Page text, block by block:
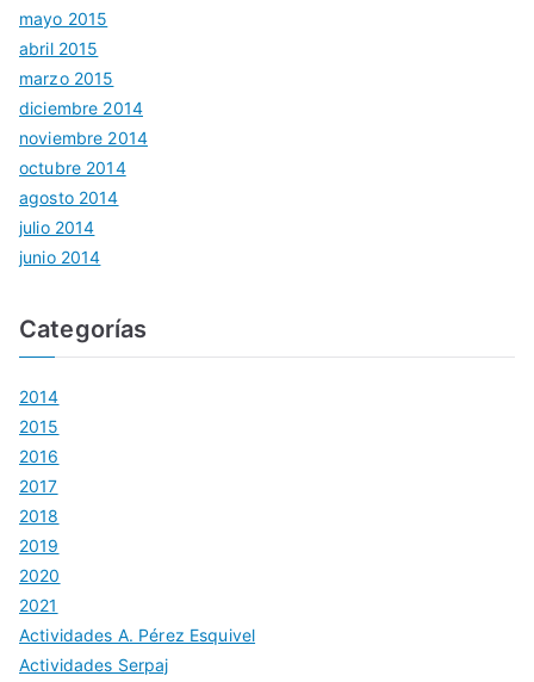
mayo 2015
abril 2015
marzo 2015
diciembre 2014
noviembre 2014
octubre 2014
agosto 2014
julio 2014
junio 2014
Categorías
2014
2015
2016
2017
2018
2019
2020
2021
Actividades A. Pérez Esquivel
Actividades Serpaj